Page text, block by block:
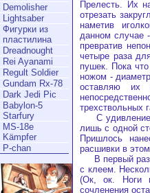
Demolisher
Lightsaber
Фигурки из
пластилина
Dreadnought
Rei Ayanami
Regult Soldier
Gundam Rx-78
Dark Jedi Pic
Babylon-5
Starfury
MS-18e
Kämpfer
P-chan
Прелесть. Их
отрезать
наметив
данном случае
превратив
четыре раза
пушек. Пока
ножом -
оставляю их
трехствольных
С удивлением
лишь с одной
Пришлось
расшивки в
В первый раз
с клеем.
(Ок, ок. Ноги
сочленения